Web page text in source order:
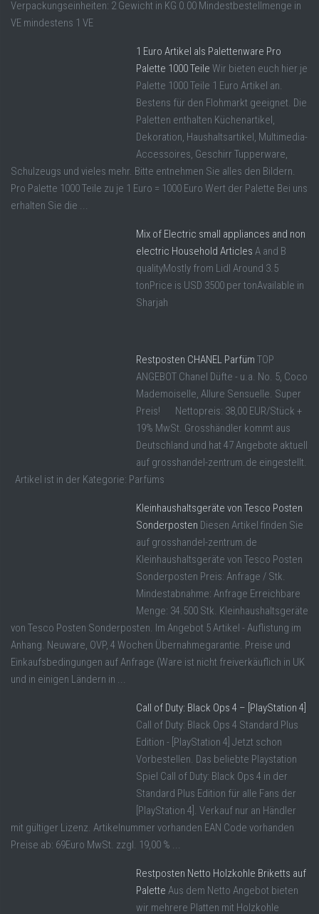
Verpackungseinheiten: 2 Gewicht in KG 0.00 Mindestbestellmenge in
VE mindestens 1 VE
1 Euro Artikel als Palettenware Pro
Palette 1000 Teile Wir bieten euch hier je
Palette 1000 Teile 1 Euro Artikel an.
Bestens für den Flohmarkt geeignet. Die
Paletten enthalten Küchenartikel,
Dekoration, Haushaltsartikel, Multimedia-
Accessoires, Geschirr Tupperware,
Schulzeugs und vieles mehr. Bitte entnehmen Sie alles den Bildern.
Pro Palette 1000 Teile zu je 1 Euro = 1000 Euro Wert der Palette Bei uns
erhalten Sie die ...
Mix of Electric small appliances and non
electric Household Articles A and B
qualityMostly from Lidl Around 3.5
tonPrice is USD 3500 per tonAvailable in
Sharjah
Restposten CHANEL Parfüm TOP
ANGEBOT Chanel Düfte - u.a. No. 5, Coco
Mademoiselle, Allure Sensuelle. Super
Preis! Nettopreis: 38,00 EUR/Stück +
19% MwSt. Grosshändler kommt aus
Deutschland und hat 47 Angebote aktuell
auf grosshandel-zentrum.de eingestellt.
Artikel ist in der Kategorie: Parfüms
Kleinhaushaltsgeräte von Tesco Posten
Sonderposten Diesen Artikel finden Sie
auf grosshandel-zentrum.de
Kleinhaushaltsgeräte von Tesco Posten
Sonderposten Preis: Anfrage / Stk.
Mindestabnahme: Anfrage Erreichbare
Menge: 34.500 Stk. Kleinhaushaltsgeräte
von Tesco Posten Sonderposten. Im Angebot 5 Artikel - Auflistung im
Anhang. Neuware, OVP, 4 Wochen Übernahmegarantie. Preise und
Einkaufsbedingungen auf Anfrage (Ware ist nicht freiverkäuflich in UK
und in einigen Ländern in ...
Call of Duty: Black Ops 4 – [PlayStation 4]
Call of Duty: Black Ops 4 Standard Plus
Edition - [PlayStation 4] Jetzt schon
Vorbestellen. Das beliebte Playstation
Spiel Call of Duty: Black Ops 4 in der
Standard Plus Edition für alle Fans der
[PlayStation 4]. Verkauf nur an Händler
mit gültiger Lizenz. Artikelnummer vorhanden EAN Code vorhanden
Preise ab: 69Euro MwSt. zzgl. 19,00 % ...
Restposten Netto Holzkohle Briketts auf
Palette Aus dem Netto Angebot bieten
wir mehrere Platten mit Holzkohle